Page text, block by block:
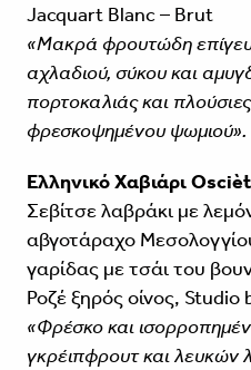
Jacquart Blanc – Brut
«Μακρά φρουτώδη
αχλαδιού, σύκου και
πορτοκαλιάς και
φρεσκοψημένου ψωμιού».
Ελληνικό Χαβιάρι
Σεβίτσε λαβράκι με
αβγοτάραχο
γαρίδας με τσάι του
Ροζέ ξηρός οίνος,
«Φρέσκο και
γκρέιπφρουτ και λευκών